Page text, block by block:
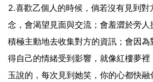
2.喜歡乙個人的時候，倘若沒有見到對
念，會渴望見面與交流；會羞澀於旁人
積極主動地去收集對方的資訊；會因為
得自己的情緒受到影響，就像紅樓夢裡
玉說的，每次見到她笑，你的心都快